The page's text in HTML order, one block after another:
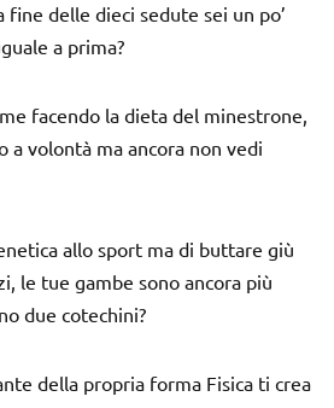
fine delle dieci sedute sei un po’
a prima?
facendo la dieta del minestrone,
a volontà ma ancora non vedi
allo sport ma di buttare giù
le tue gambe sono ancora più
due cotechini?
della propria forma Fisica ti crea